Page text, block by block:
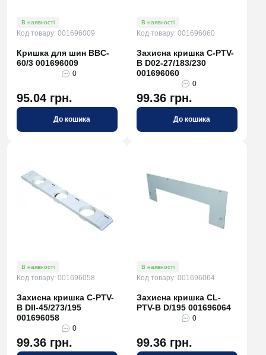
В наявності
Код товару: 001696009
Кришка для шин BBC-
60/3 001696009
0
95.04 грн.
До кошика
В наявності
Код товару: 001696060
Захисна кришка C-PTV-
B D02-27/183/230
001696060
0
99.36 грн.
До кошика
В наявності
Код товару: 001696058
Захисна кришка C-PTV-
B DII-45/273/195
001696058
0
99.36 грн.
В наявності
Код товару: 001696064
Захисна кришка CL-
PTV-B D/195 001696064
0
99.36 грн.